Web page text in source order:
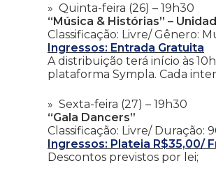
Quinta-feira (26) – 19h30
“Música & Histórias” –
Classificação: Livre/ Gênero:
Ingressos: Entrada Gratuita
A distribuição terá início às
plataforma Sympla. Cada
Sexta-feira (27) – 19h30
“Gala Dancers”
Classificação: Livre/ Duração:
Ingressos: Plateia R$35,00/
Descontos previstos por lei;